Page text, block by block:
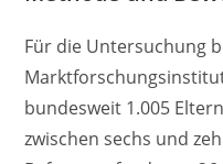
Für die Untersuchung
bundesweit 1.005
zwischen sechs und